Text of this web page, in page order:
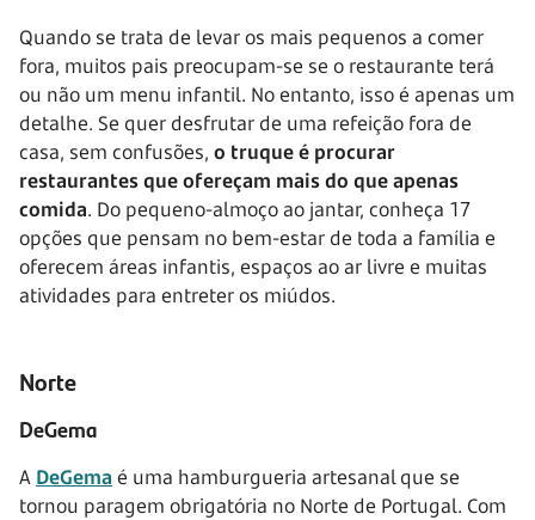
Quando se trata de levar os mais pequenos a comer
fora, muitos pais preocupam-se se o restaurante terá
ou não um menu infantil. No entanto, isso é apenas um
detalhe. Se quer desfrutar de uma refeição fora de
casa, sem confusões, o truque é procurar
restaurantes que ofereçam mais do que apenas
comida. Do pequeno-almoço ao jantar, conheça 17
opções que pensam no bem-estar de toda a família e
oferecem áreas infantis, espaços ao ar livre e muitas
atividades para entreter os miúdos.
Norte
DeGema
A DeGema é uma hamburgueria artesanal que se
tornou paragem obrigatória no Norte de Portugal. Com